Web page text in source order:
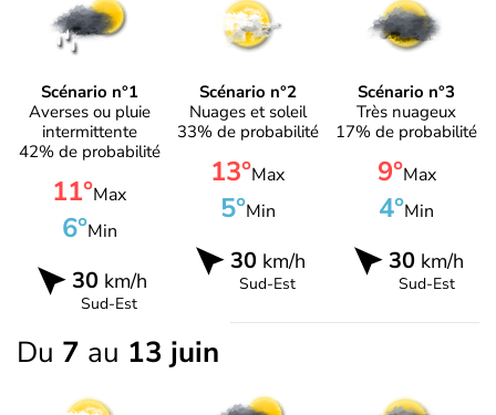
Scénario n°1
Averses ou pluie
intermittente
42% de probabilité
11°Max
6°Min
30km/h
Sud-Est
Scénario n°2
Nuages et soleil
33% de probabilité
13°Max
5°Min
30km/h
Sud-Est
Scénario n°3
Très nuageux
17% de probabilité
9°Max
4°Min
30 km/h
Sud-Est
Du 7 au 13 juin